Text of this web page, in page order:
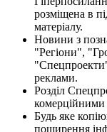
розміщена в
матеріалу.
Новини з
"Регіони",
реклами.
Розділ
Будь яке
поширення